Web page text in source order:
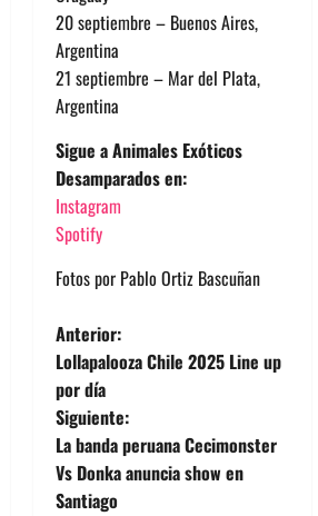
20 septiembre – Buenos Aires,
Argentina
21 septiembre – Mar del Plata,
Argentina
Sigue a Animales Exóticos
Desamparados en:
Instagram
Spotify
Fotos por Pablo Ortiz Bascuñan
N
a
v
e
Anterior:
Lollapalooza Chile 2025 Line up
por día
Siguiente:
La banda peruana Cecimonster
Vs Donka anuncia show en
Santiago